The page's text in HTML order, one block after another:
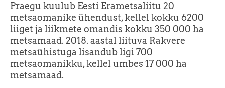
Praegu kuulub Eesti Erametsaliitu 20
metsaomanike ühendust, kellel kokku 6200
liiget ja liikmete omandis kokku 350 000 ha
metsamaad. 2018. aastal liituva Rakvere
metsaühistuga lisandub ligi 700
metsaomanikku, kellel umbes 17 000 ha
metsamaad.